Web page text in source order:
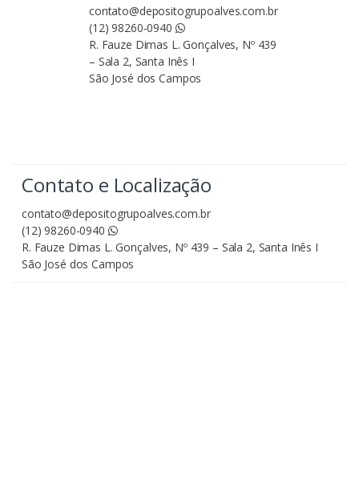
contato@depositogrupoalves.com.br
(12) 98260-0940
R. Fauze Dimas L. Gonçalves, Nº 439
– Sala 2, Santa Inês I
São José dos Campos
Contato e Localização
contato@depositogrupoalves.com.br
(12) 98260-0940
R. Fauze Dimas L. Gonçalves, Nº 439 – Sala 2, Santa Inês I
São José dos Campos